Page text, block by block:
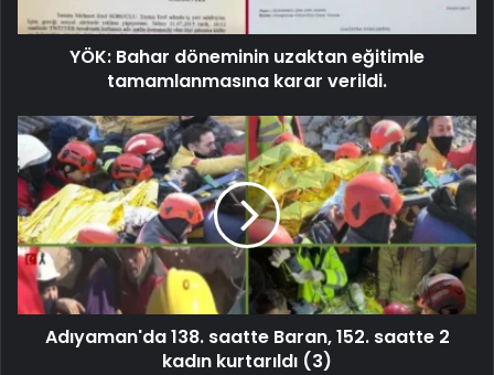
YÖK: Bahar döneminin uzaktan eğitimle
tamamlanmasına karar verildi.
Adıyaman'da 138. saatte Baran, 152. saatte 2
kadın kurtarıldı (3)